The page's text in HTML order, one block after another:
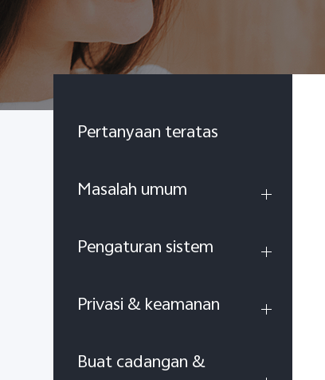
Pertanyaan teratas
Masalah umum
Pengaturan sistem
Privasi & keamanan
Buat cadangan &